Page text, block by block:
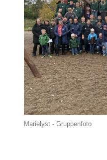
Marielyst - Gruppenfoto